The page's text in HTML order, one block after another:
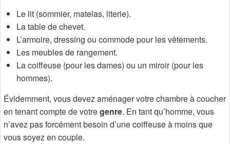
Le lit (sommier, matelas, literie).
La table de chevet.
L’armoire, dressing ou commode pour les vêtements.
Les meubles de rangement.
La coiffeuse (pour les dames) ou un miroir (pour les
hommes).
Évidemment, vous devez aménager votre chambre à coucher
en tenant compte de votregenre. En tant qu’homme, vous
n’avez pas forcément besoin d’une coiffeuse à moins que
vous soyez en couple.